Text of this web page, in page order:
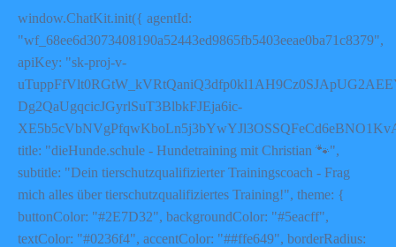
window.ChatKit.init({ agentId:
"wf_68ee6d3073408190a52443ed9865fb5403eeae0ba71c8379",
apiKey: "sk-proj-v-
Dg2QaUgqcicJGyrlSuT3BlbkFJEja6ic-
title: "dieHunde.schule - Hundetraining mit Christian 🐾",
subtitle: "Dein tierschutzqualifizierter Trainingscoach - Frag
mich alles über tierschutzqualifiziertes Training!", theme: {
buttonColor: "#2E7D32", backgroundColor: "#5eacff",
textColor: "#0236f4", accentColor: "##ffe649", borderRadius: